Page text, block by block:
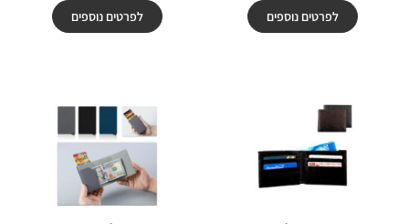
לפרטים נוספים לפרטים נוספים